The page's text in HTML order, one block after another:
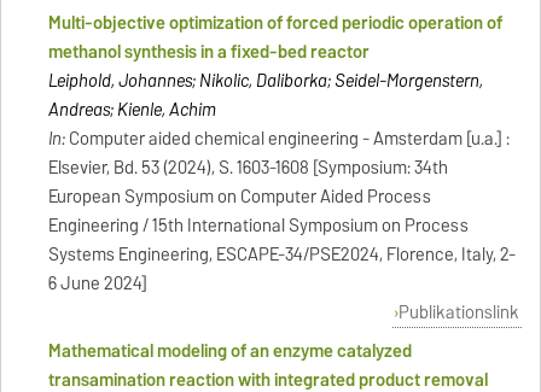
Multi-objective optimization of forced periodic operation of
methanol synthesis in a fixed-bed reactor
Leiphold, Johannes; Nikolic, Daliborka; Seidel-Morgenstern,
Andreas; Kienle, Achim
In:Computer aided chemical engineering - Amsterdam [u.a.] :
Elsevier, Bd. 53 (2024), S. 1603-1608 [Symposium: 34th
European Symposium on Computer Aided Process
Engineering / 15th International Symposium on Process
Systems Engineering, ESCAPE-34/PSE2024, Florence, Italy, 2-
6 June 2024]
Publikationslink
Mathematical modeling of an enzyme catalyzed
transamination reaction with integrated product removal